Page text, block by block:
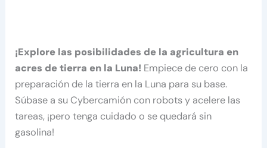
¡Explore las posibilidades de la agricultura en
acres de tierra en la Luna! Empiece de cero con la
preparación de la tierra en la Luna para su base.
Súbase a su Cybercamión con robots y acelere las
tareas, ¡pero tenga cuidado o se quedará sin
gasolina!